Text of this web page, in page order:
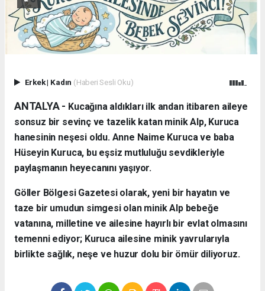
Erkek| Kadın (Haberi Sesli Oku)
ANTALYA - ​ Kucağına aldıkları ilk andan itibaren aileye
sonsuz bir sevinç ve tazelik katan minik Alp, Kuruca
hanesinin neşesi oldu. Anne Naime Kuruca ve baba
Hüseyin Kuruca, bu eşsiz mutluluğu sevdikleriyle
paylaşmanın heyecanını yaşıyor.
​Göller Bölgesi Gazetesi olarak, yeni bir hayatın ve
taze bir umudun simgesi olan minik Alp bebeğe
vatanına, milletine ve ailesine hayırlı bir evlat olmasını
temenni ediyor; Kuruca ailesine minik yavrularıyla
birlikte sağlık, neşe ve huzur dolu bir ömür diliyoruz.